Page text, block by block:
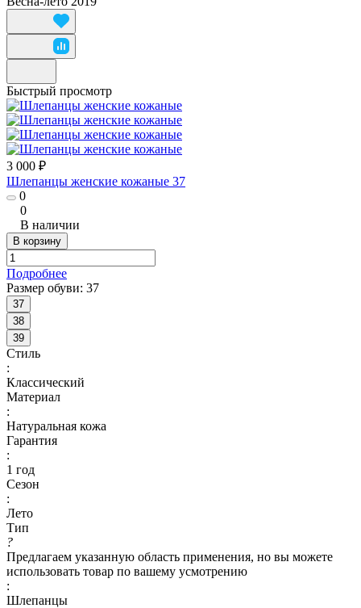
Быстрый просмотр
3 000 ₽
Шлепанцы женские кожаные 37
0
0
В наличии
В корзину
Подробнее
Размер обуви: 37
37
38
39
Стиль
:
Классический
Материал
:
Натуральная кожа
Гарантия
:
1 год
Сезон
:
Лето
Тип
?
Предлагаем указанную область применения, но вы можете
использовать товар по вашему усмотрению
:
Шлепанцы